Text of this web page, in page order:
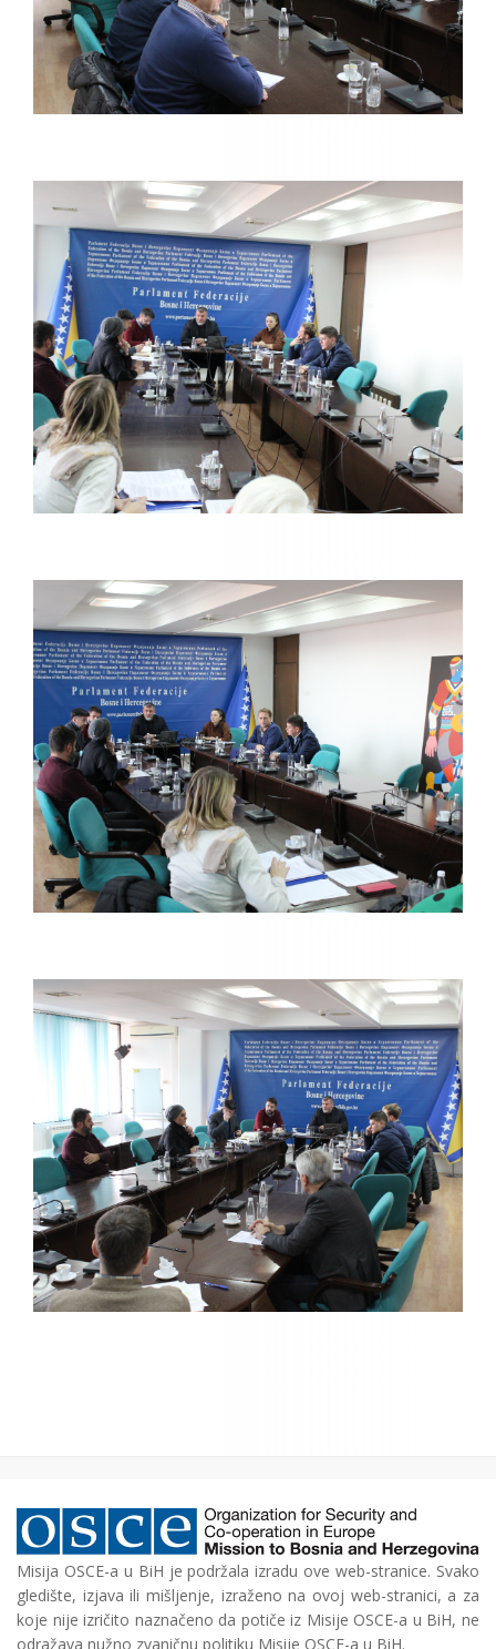
Misija OSCE-a u BiH je podržala izradu ove web-stranice. Svako
gledište, izjava ili mišljenje, izraženo na ovoj web-stranici, a za
koje nije izričito naznačeno da potiče iz Misije OSCE-a u BiH, ne
odražava nužno zvaničnu politiku Misije OSCE-a u BiH.